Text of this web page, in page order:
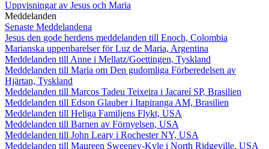
Uppvisningar av Jesus och Maria
Meddelanden
Senaste Meddelandena
Jesus den gode herdens meddelanden till Enoch, Colombia
Marianska uppenbarelser för Luz de Maria, Argentina
Meddelanden till Anne i Mellatz/Goettingen, Tyskland
Meddelanden till Maria om Den gudomliga Förberedelsen av
Hjärtan, Tyskland
Meddelanden till Marcos Tadeu Teixeira i Jacareí SP, Brasilien
Meddelanden till Edson Glauber i Itapiranga AM, Brasilien
Meddelanden till Heliga Familjens Flykt, USA
Meddelanden till Barnen av Förnyelsen, USA
Meddelanden till John Leary i Rochester NY, USA
Meddelanden till Maureen Sweeney-Kyle i North Ridgeville, USA